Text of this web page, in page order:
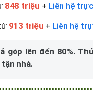
848 triệu + Liên hệ
913 triệu + Liên hệ
góp lên đến 80%.
tận nhà.